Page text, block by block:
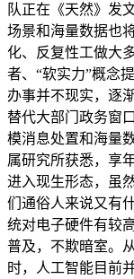
队正在《天然》发
场景和海量数据也
化、反复性工做大
者、“软实力”概念
办事并不现实，逐
替代大部门政务窗
模消息处置和海量
属研究所获悉，享
进入现生形态，虽
们通俗人来说又有
统对电子硬件有较
普及，不欺暗室。
时，人工智能目前